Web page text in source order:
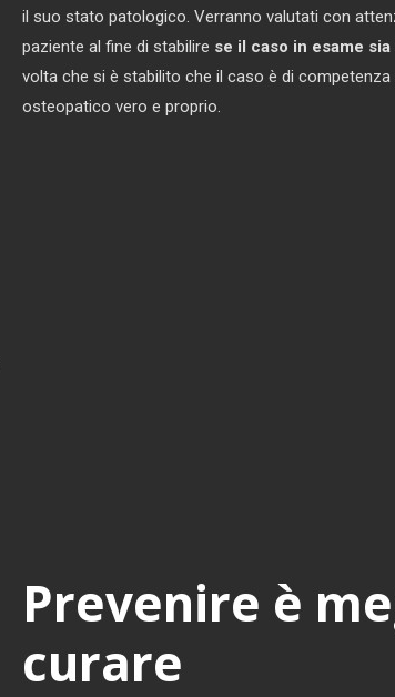
il suo stato patologico. Verranno valutati con
paziente al fine di stabilire se il caso in esame
volta che si è stabilito che il caso è di
osteopatico vero e proprio.
Prevenire è
curare